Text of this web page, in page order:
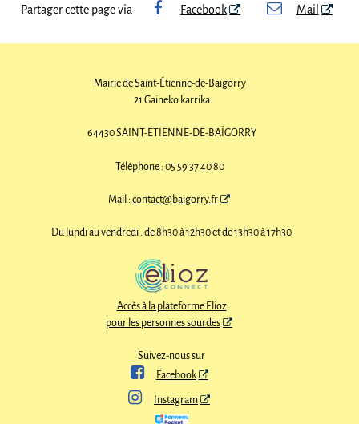
Partager cette page via Facebook Mail
Mairie de Saint-Étienne-de-Baïgorry
21 Gaineko karrika
64430 SAINT-ÉTIENNE-DE-BAÏGORRY
Téléphone : 05 59 37 40 80
Mail :contact@baigorry.fr
Du lundi au vendredi : de 8h30 à 12h30 et de 13h30 à 17h30
Accès à la plateforme Elioz
pour les personnes sourdes
Suivez-nous sur
 Facebook
 Instagram